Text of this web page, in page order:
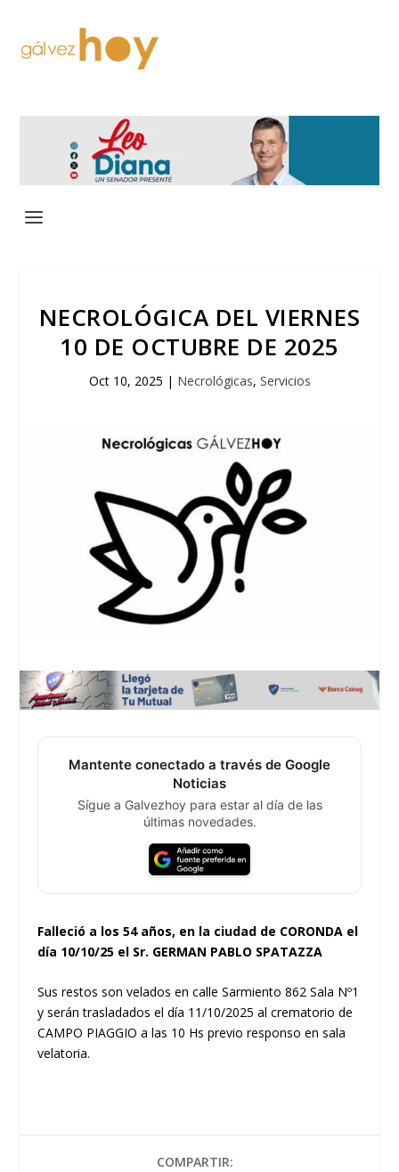
NECROLÓGICA DEL VIERNES
10 DE OCTUBRE DE 2025
Oct 10, 2025 | Necrológicas, Servicios
Mantente conectado a través de Google
Noticias
Sígue a Galvezhoy para estar al día de las
últimas novedades.
Falleció a los 54 años, en la ciudad de CORONDA el
día 10/10/25 el Sr. GERMAN PABLO SPATAZZA
Sus restos son velados en calle Sarmiento 862 Sala Nº1
y serán trasladados el día 11/10/2025 al crematorio de
CAMPO PIAGGIO a las 10 Hs previo responso en sala
velatoria.
COMPARTIR: